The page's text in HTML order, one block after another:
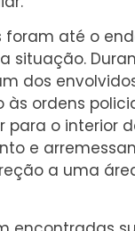
foram até o
situação.
dos
às ordens
para o interior
e
a uma